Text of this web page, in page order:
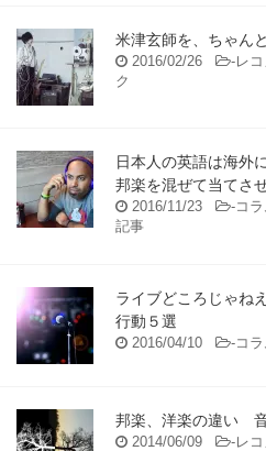
米津玄師を、ちゃん
2016/02/26 -レ
ク
日本人の英語は海外
邦楽を混ぜて当てさ
2016/11/23 -コ
記事
ライブどころじゃね
行動５選
2016/04/10 -コ
邦楽、洋楽の違い
2014/06/09 -レ